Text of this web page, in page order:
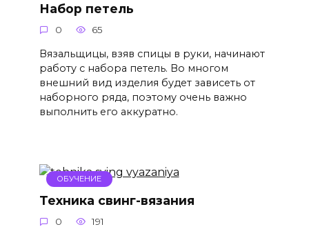
Набор петель
0 65
Вязальщицы, взяв спицы в руки, начинают
работу с набора петель. Во многом
внешний вид изделия будет зависеть от
наборного ряда, поэтому очень важно
выполнить его аккуратно.
ОБУЧЕНИЕ
Техника свинг-вязания
0 191